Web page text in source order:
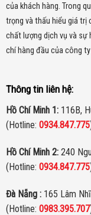
của khách hàng. Trong
trọng và thấu hiểu giá trị
chất lượng dịch vụ và sự
chí hàng đầu của công
Thông tin liên hệ:
Hồ Chí Minh 1:116B,
(Hotline: 0934.847.775
Hồ Chí Minh 2:240
(Hotline: 0934.847.775
Đà Nẵng :165 Lâm
(Hotline: 0983.395.707